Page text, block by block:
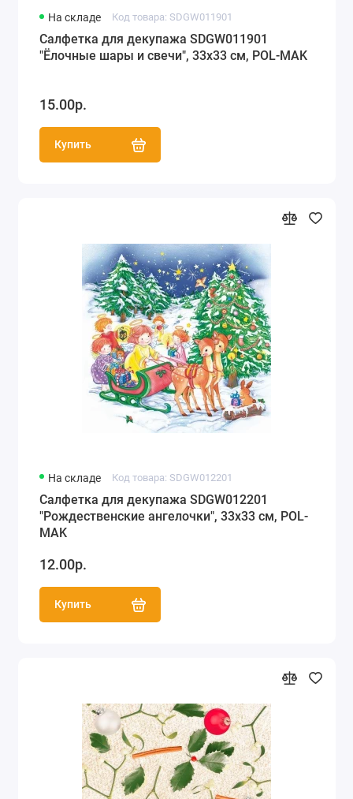
На складе Код товара: SDGW011901
Салфетка для декупажа SDGW011901
"Ёлочные шары и свечи", 33х33 см, POL-MAK
15.00р.
Купить
На складе Код товара: SDGW012201
Салфетка для декупажа SDGW012201
"Рождественские ангелочки", 33х33 см, POL-
MAK
12.00р.
Купить